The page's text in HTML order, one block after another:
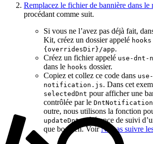
Remplacez le fichier de bannière dans le
procédant comme suit.
Si vous ne l’avez pas déjà fait,
Kit, créez un dossier appelé hooks
{overridesDir}/app.
Créez un fichier appelé use-
dans le hooks dossier.
Copiez et collez ce code dans
notification.js. Dans cet
selectedDnt pour afficher une
contrôlée par le DntNotification
outre, nous utilisons la fonction
updateDntpréférence de suivi
que booléen. VoirNe pas suivre